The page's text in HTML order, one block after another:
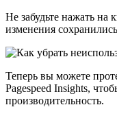
Не забудьте нажать на
изменения
Теперь вы можете
Pagespeed Insights,
производительность.